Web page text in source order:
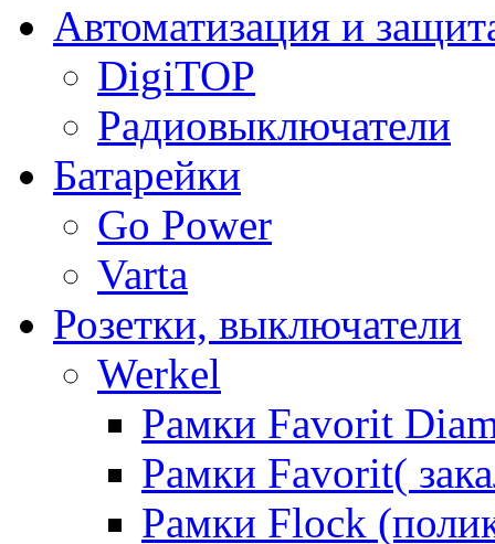
Автоматизация и
DigiTOP
Радиовыключатели
Батарейки
Go Power
Varta
Розетки, выключатели
Werkel
Рамки Favorit
Рамки Favorit(
Рамки Flock